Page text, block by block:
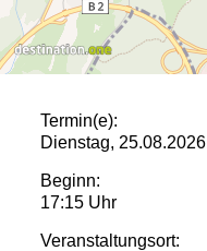
Termin(e):
Dienstag, 25.08.2026
Beginn:
17:15 Uhr
Veranstaltungsort: